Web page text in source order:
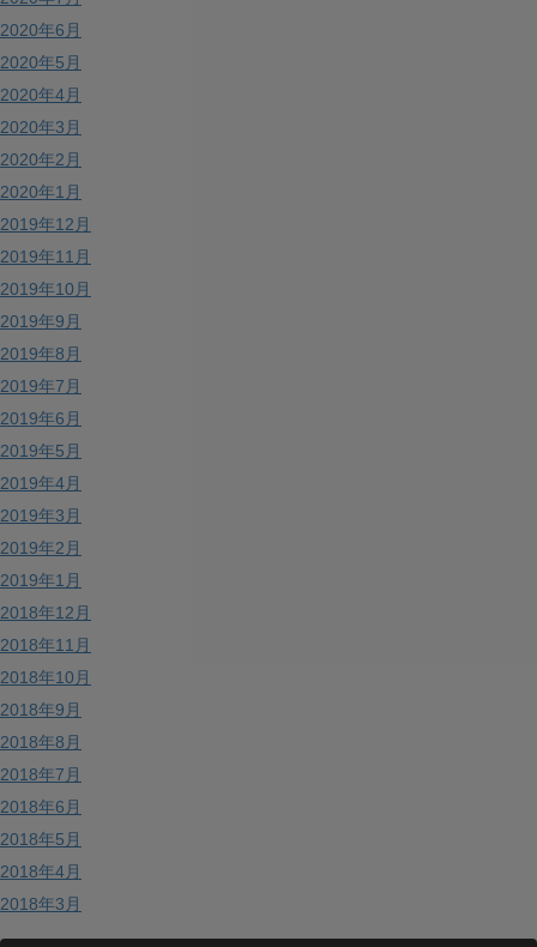
2020年6月
2020年5月
2020年4月
2020年3月
2020年2月
2020年1月
2019年12月
2019年11月
2019年10月
2019年9月
2019年8月
2019年7月
2019年6月
2019年5月
2019年4月
2019年3月
2019年2月
2019年1月
2018年12月
2018年11月
2018年10月
2018年9月
2018年8月
2018年7月
2018年6月
2018年5月
2018年4月
2018年3月